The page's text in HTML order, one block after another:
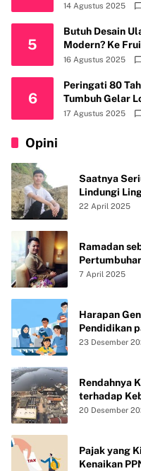
14 Agustus 2025
5
Butuh Desain
Modern? Ke
16 Agustus 2025
6
Peringati 80
Tumbuh Gelar
Ajak Anak
17 Agustus 2025
Opini
Saatnya
Lindungi
22 April 2025
Ramadan
7 April 2025
Harapan
Pendidikan
Indonesia
23 Desember
Rendahnya
terhadap
20 Desember
Pajak yang
Kenaikan